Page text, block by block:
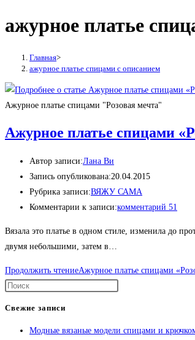
ажурное платье
Главная>
ажурное платье спицами с описанием
Ажурное платье спицами "Розовая мечта"
Ажурное платье спицами
Автор записи:Лана Ви
Запись опубликована:20.04.2015
Рубрика записи:ВЯЖУ САМА
Комментарии к записи:комментарий 51
Вязала это платье в одном стиле, изменила до
двумя небольшими, затем в…
Продолжить чтениеАжурное платье спицами
Свежие записи
Модные вязаные модели спицами и